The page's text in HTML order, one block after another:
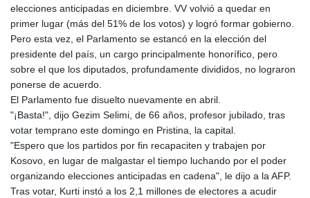
elecciones anticipadas en diciembre. VV volvió a quedar en
primer lugar (más del 51% de los votos) y logró formar gobierno.
Pero esta vez, el Parlamento se estancó en la elección del
presidente del país, un cargo principalmente honorífico, pero
sobre el que los diputados, profundamente divididos, no lograron
ponerse de acuerdo.
El Parlamento fue disuelto nuevamente en abril.
"¡Basta!", dijo Gezim Selimi, de 66 años, profesor jubilado, tras
votar temprano este domingo en Pristina, la capital.
"Espero que los partidos por fin recapaciten y trabajen por
Kosovo, en lugar de malgastar el tiempo luchando por el poder
organizando elecciones anticipadas en cadena", le dijo a la AFP.
Tras votar, Kurti instó a los 2,1 millones de electores a acudir